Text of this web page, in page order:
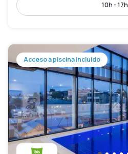
10h - 17h
Acceso a piscina incluido